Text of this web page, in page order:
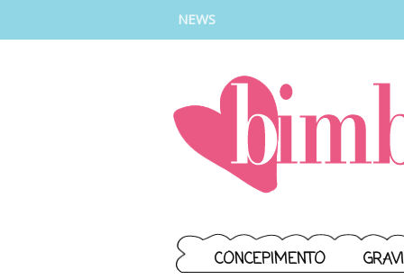
NEWS
CONCEPIMENTO